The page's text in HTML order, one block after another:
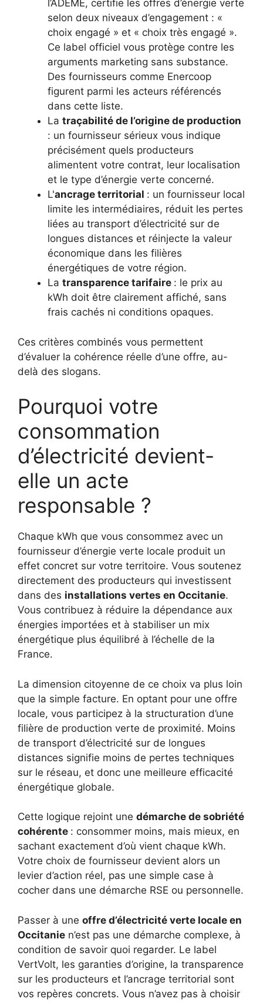
l’ADEME, certifie les offres d’énergie verte
selon deux niveaux d’engagement : «
choix engagé » et « choix très engagé ».
Ce label officiel vous protège contre les
arguments marketing sans substance.
Des fournisseurs comme Enercoop
figurent parmi les acteurs référencés
dans cette liste.
La traçabilité de l’origine de production
: un fournisseur sérieux vous indique
précisément quels producteurs
alimentent votre contrat, leur localisation
et le type d’énergie verte concerné.
L'ancrage territorial : un fournisseur local
limite les intermédiaires, réduit les pertes
liées au transport d’électricité sur de
longues distances et réinjecte la valeur
économique dans les filières
énergétiques de votre région.
La transparence tarifaire : le prix au
kWh doit être clairement affiché, sans
frais cachés ni conditions opaques.
Ces critères combinés vous permettent
d’évaluer la cohérence réelle d’une offre, au-
delà des slogans.
Pourquoi votre
consommation
d’électricité devient-
elle un acte
responsable ?
Chaque kWh que vous consommez avec un
fournisseur d’énergie verte locale produit un
effet concret sur votre territoire. Vous soutenez
directement des producteurs qui investissent
dans des installations vertes en Occitanie.
Vous contribuez à réduire la dépendance aux
énergies importées et à stabiliser un mix
énergétique plus équilibré à l’échelle de la
France.
La dimension citoyenne de ce choix va plus loin
que la simple facture. En optant pour une offre
locale, vous participez à la structuration d’une
filière de production verte de proximité. Moins
de transport d’électricité sur de longues
distances signifie moins de pertes techniques
sur le réseau, et donc une meilleure efficacité
énergétique globale.
Cette logique rejoint une démarche de sobriété
cohérente : consommer moins, mais mieux, en
sachant exactement d’où vient chaque kWh.
Votre choix de fournisseur devient alors un
levier d’action réel, pas une simple case à
cocher dans une démarche RSE ou personnelle.
Passer à une offre d’électricité verte locale en
Occitanie n’est pas une démarche complexe, à
condition de savoir quoi regarder. Le label
VertVolt, les garanties d’origine, la transparence
sur les producteurs et l’ancrage territorial sont
vos repères concrets. Vous n’avez pas à choisir